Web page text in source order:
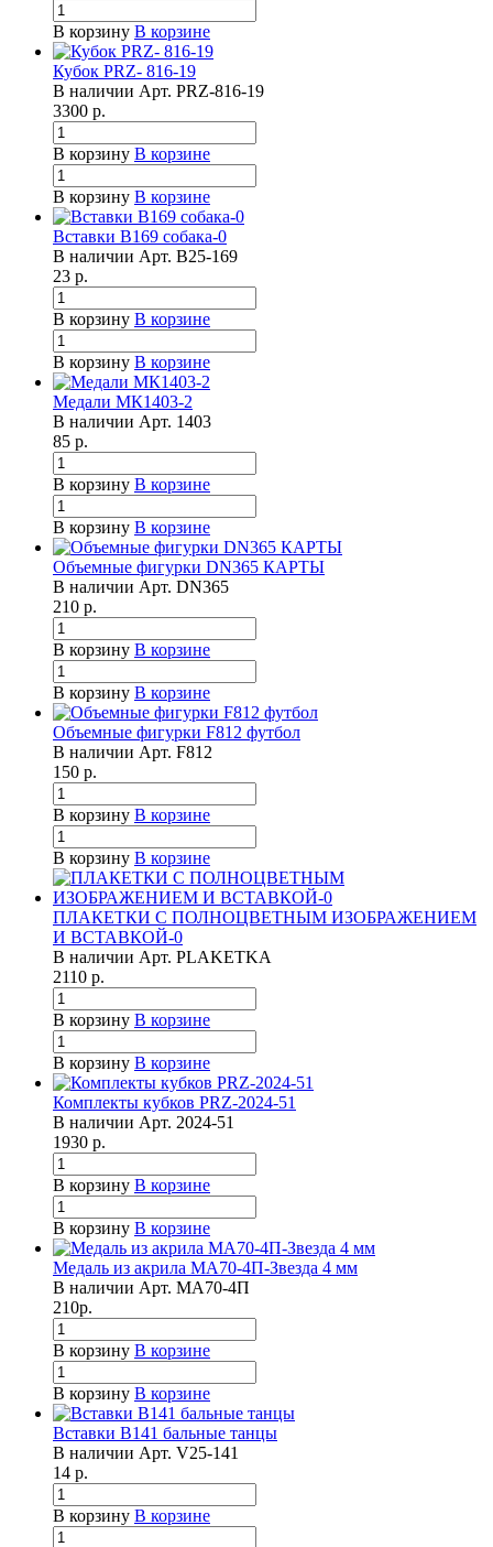
В корзину В корзине
Кубок PRZ- 816-19
В наличии Арт. PRZ-816-19
3300 р.
В корзину В корзине
В корзину В корзине
Вставки B169 собака-0
В наличии Арт. B25-169
23 р.
В корзину В корзине
В корзину В корзине
Медали МК1403-2
В наличии Арт. 1403
85 р.
В корзину В корзине
В корзину В корзине
Объемные фигурки DN365 КАРТЫ
В наличии Арт. DN365
210 р.
В корзину В корзине
В корзину В корзине
Объемные фигурки F812 футбол
В наличии Арт. F812
150 р.
В корзину В корзине
В корзину В корзине
ПЛАКЕТКИ С ПОЛНОЦВЕТНЫМ ИЗОБРАЖЕНИЕМ
И ВСТАВКОЙ-0
В наличии Арт. PLAKETKA
2110 р.
В корзину В корзине
В корзину В корзине
Комплекты кубков PRZ-2024-51
В наличии Арт. 2024-51
1930 р.
В корзину В корзине
В корзину В корзине
Медаль из акрила МА70-4П-Звезда 4 мм
В наличии Арт. МА70-4П
210р.
В корзину В корзине
В корзину В корзине
Вставки B141 бальные танцы
В наличии Арт. V25-141
14 р.
В корзину В корзине